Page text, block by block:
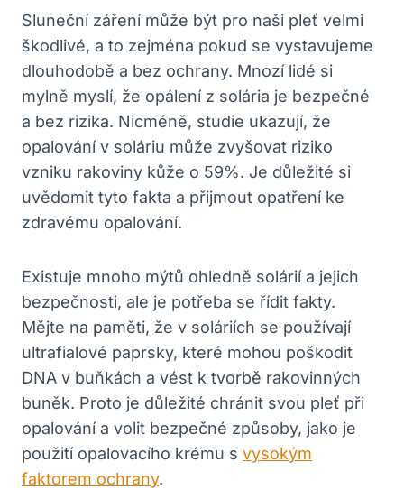
Sluneční záření může být pro naši pleť velmi
škodlivé, a to zejména pokud se vystavujeme
dlouhodobě a bez ochrany. Mnozí lidé si
mylně myslí, že opálení z solária je bezpečné
a bez rizika. Nicméně, studie ukazují, že
opalování v soláriu může zvyšovat riziko
vzniku rakoviny kůže o 59%. Je důležité si
uvědomit tyto fakta a přijmout opatření ke
zdravému opalování.
Existuje mnoho mýtů ohledně solárií a jejich
bezpečnosti, ale je potřeba se řídit fakty.
Mějte na paměti, že v soláriích se používají
ultrafialové paprsky, které mohou poškodit
DNA v buňkách a vést k tvorbě rakovinných
buněk. Proto je důležité chránit svou pleť při
opalování a volit bezpečné způsoby, jako je
použití opalovacího krému s vysokým
faktorem ochrany.